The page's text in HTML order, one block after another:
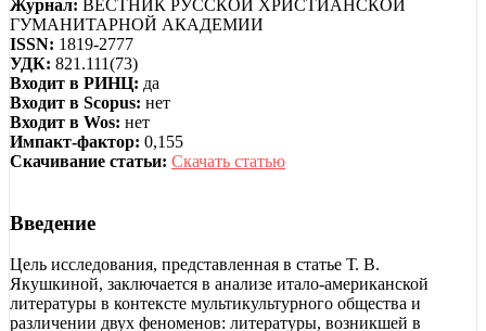
Журнал: ВЕСТНИК РУССКОЙ ХРИСТИАНСКОЙ
ГУМАНИТАРНОЙ АКАДЕМИИ
ISSN: 1819-2777
УДК: 821.111(73)
Входит в РИНЦ: да
Входит в Scopus: нет
Входит в Wos: нет
Импакт-фактор: 0,155
Скачивание статьи: Скачать статью
Введение
Цель исследования, представленная в статье Т. В.
Якушкиной, заключается в анализе итало-американской
литературы в контексте мультикультурного общества и
различении двух феноменов: литературы, возникшей в